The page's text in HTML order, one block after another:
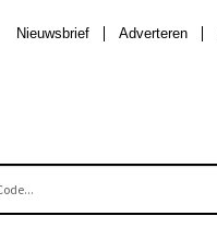
Adverteren
Nieuwsbrief